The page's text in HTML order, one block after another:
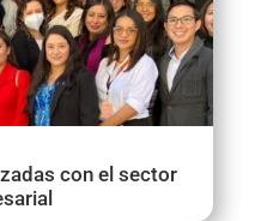
con el sector